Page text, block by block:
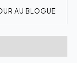
AU BLOGUE